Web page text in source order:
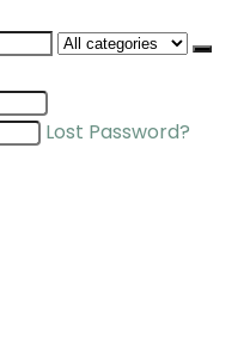
Lost Password?